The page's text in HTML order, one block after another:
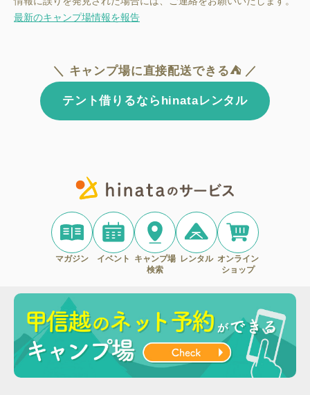
最新のキャンプ場情報を報告
＼ キャンプ場に直接配送できる⛺ ／
テント借りるならhinataレンタル
マガジン イベント
キャンプ場
検索
レンタル オンライン
ショップ